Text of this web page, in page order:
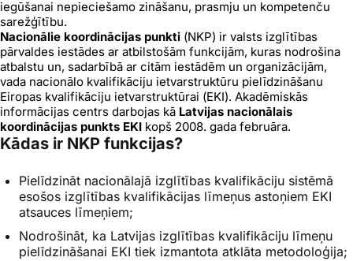
iegūšanai nepieciešamo zināšanu, prasmju un kompetenču
sarežģītību.
Nacionālie koordinācijas punkti (NKP) ir valsts izglītības
pārvaldes iestādes ar atbilstošām funkcijām, kuras nodrošina
atbalstu un, sadarbībā ar citām iestādēm un organizācijām,
vada nacionālo kvalifikāciju ietvarstruktūru pielīdzināšanu
Eiropas kvalifikāciju ietvarstruktūrai (EKI). Akadēmiskās
informācijas centrs darbojas kā Latvijas nacionālais
koordinācijas punkts EKI kopš 2008. gada februāra.
Kādas ir NKP funkcijas?
Pielīdzināt nacionālajā izglītības kvalifikāciju sistēmā
esošos izglītības kvalifikācijas līmeņus astoņiem EKI
atsauces līmeņiem;
Nodrošināt, ka Latvijas izglītības kvalifikāciju līmeņu
pielīdzināšanai EKI tiek izmantota atklāta metodoloģija;